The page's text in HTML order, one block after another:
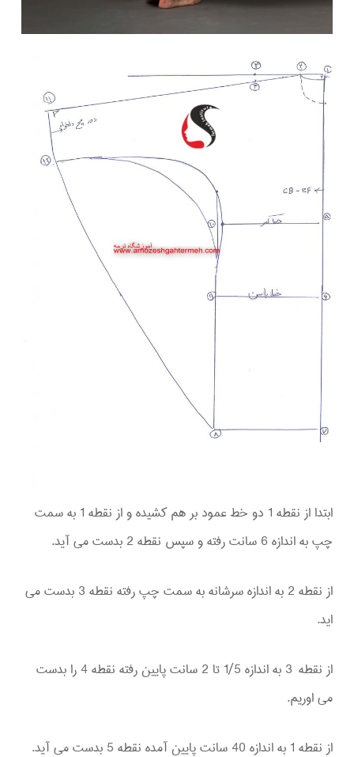
ابتدا از نقطه 1 دو خط عمود بر هم کشیده و از نقطه 1 به سمت
چپ به اندازه 6 سانت رفته و سپس نقطه 2 بدست می آید.
از نقطه 2 به اندازه سرشانه به سمت چپ رفته نقطه 3 بدست می
اید.
از نقطه 3 به اندازه 1/5 تا 2 سانت پایین رفته نقطه 4 را بدست
می اوریم.
از نقطه 1 به اندازه 40 سانت پایین آمده نقطه 5 بدست می آید.